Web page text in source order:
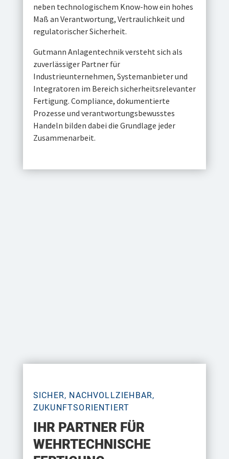
SICHER, NACHVOLLZIEHBAR,
ZUKUNFTSORIENTIERT
IHR PARTNER FÜR
FERTIGUNG